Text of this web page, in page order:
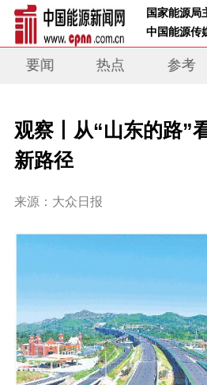
国家能源局
中国能源
要闻 热点 参考
观察丨从“山东的路”
新路径
来源：大众日报